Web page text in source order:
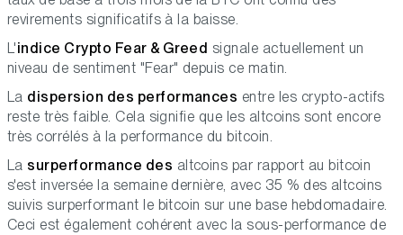
revirements significatifs à la baisse.
L'indice Crypto Fear & Greed signale actuellement un
niveau de sentiment "Fear" depuis ce matin.
La dispersion des performances entre les crypto-actifs
reste très faible. Cela signifie que les altcoins sont encore
très corrélés à la performance du bitcoin.
La surperformance des altcoins par rapport au bitcoin
s'est inversée la semaine dernière, avec 35 % des altcoins
suivis surperformant le bitcoin sur une base hebdomadaire.
Ceci est également cohérent avec la sous-performance de